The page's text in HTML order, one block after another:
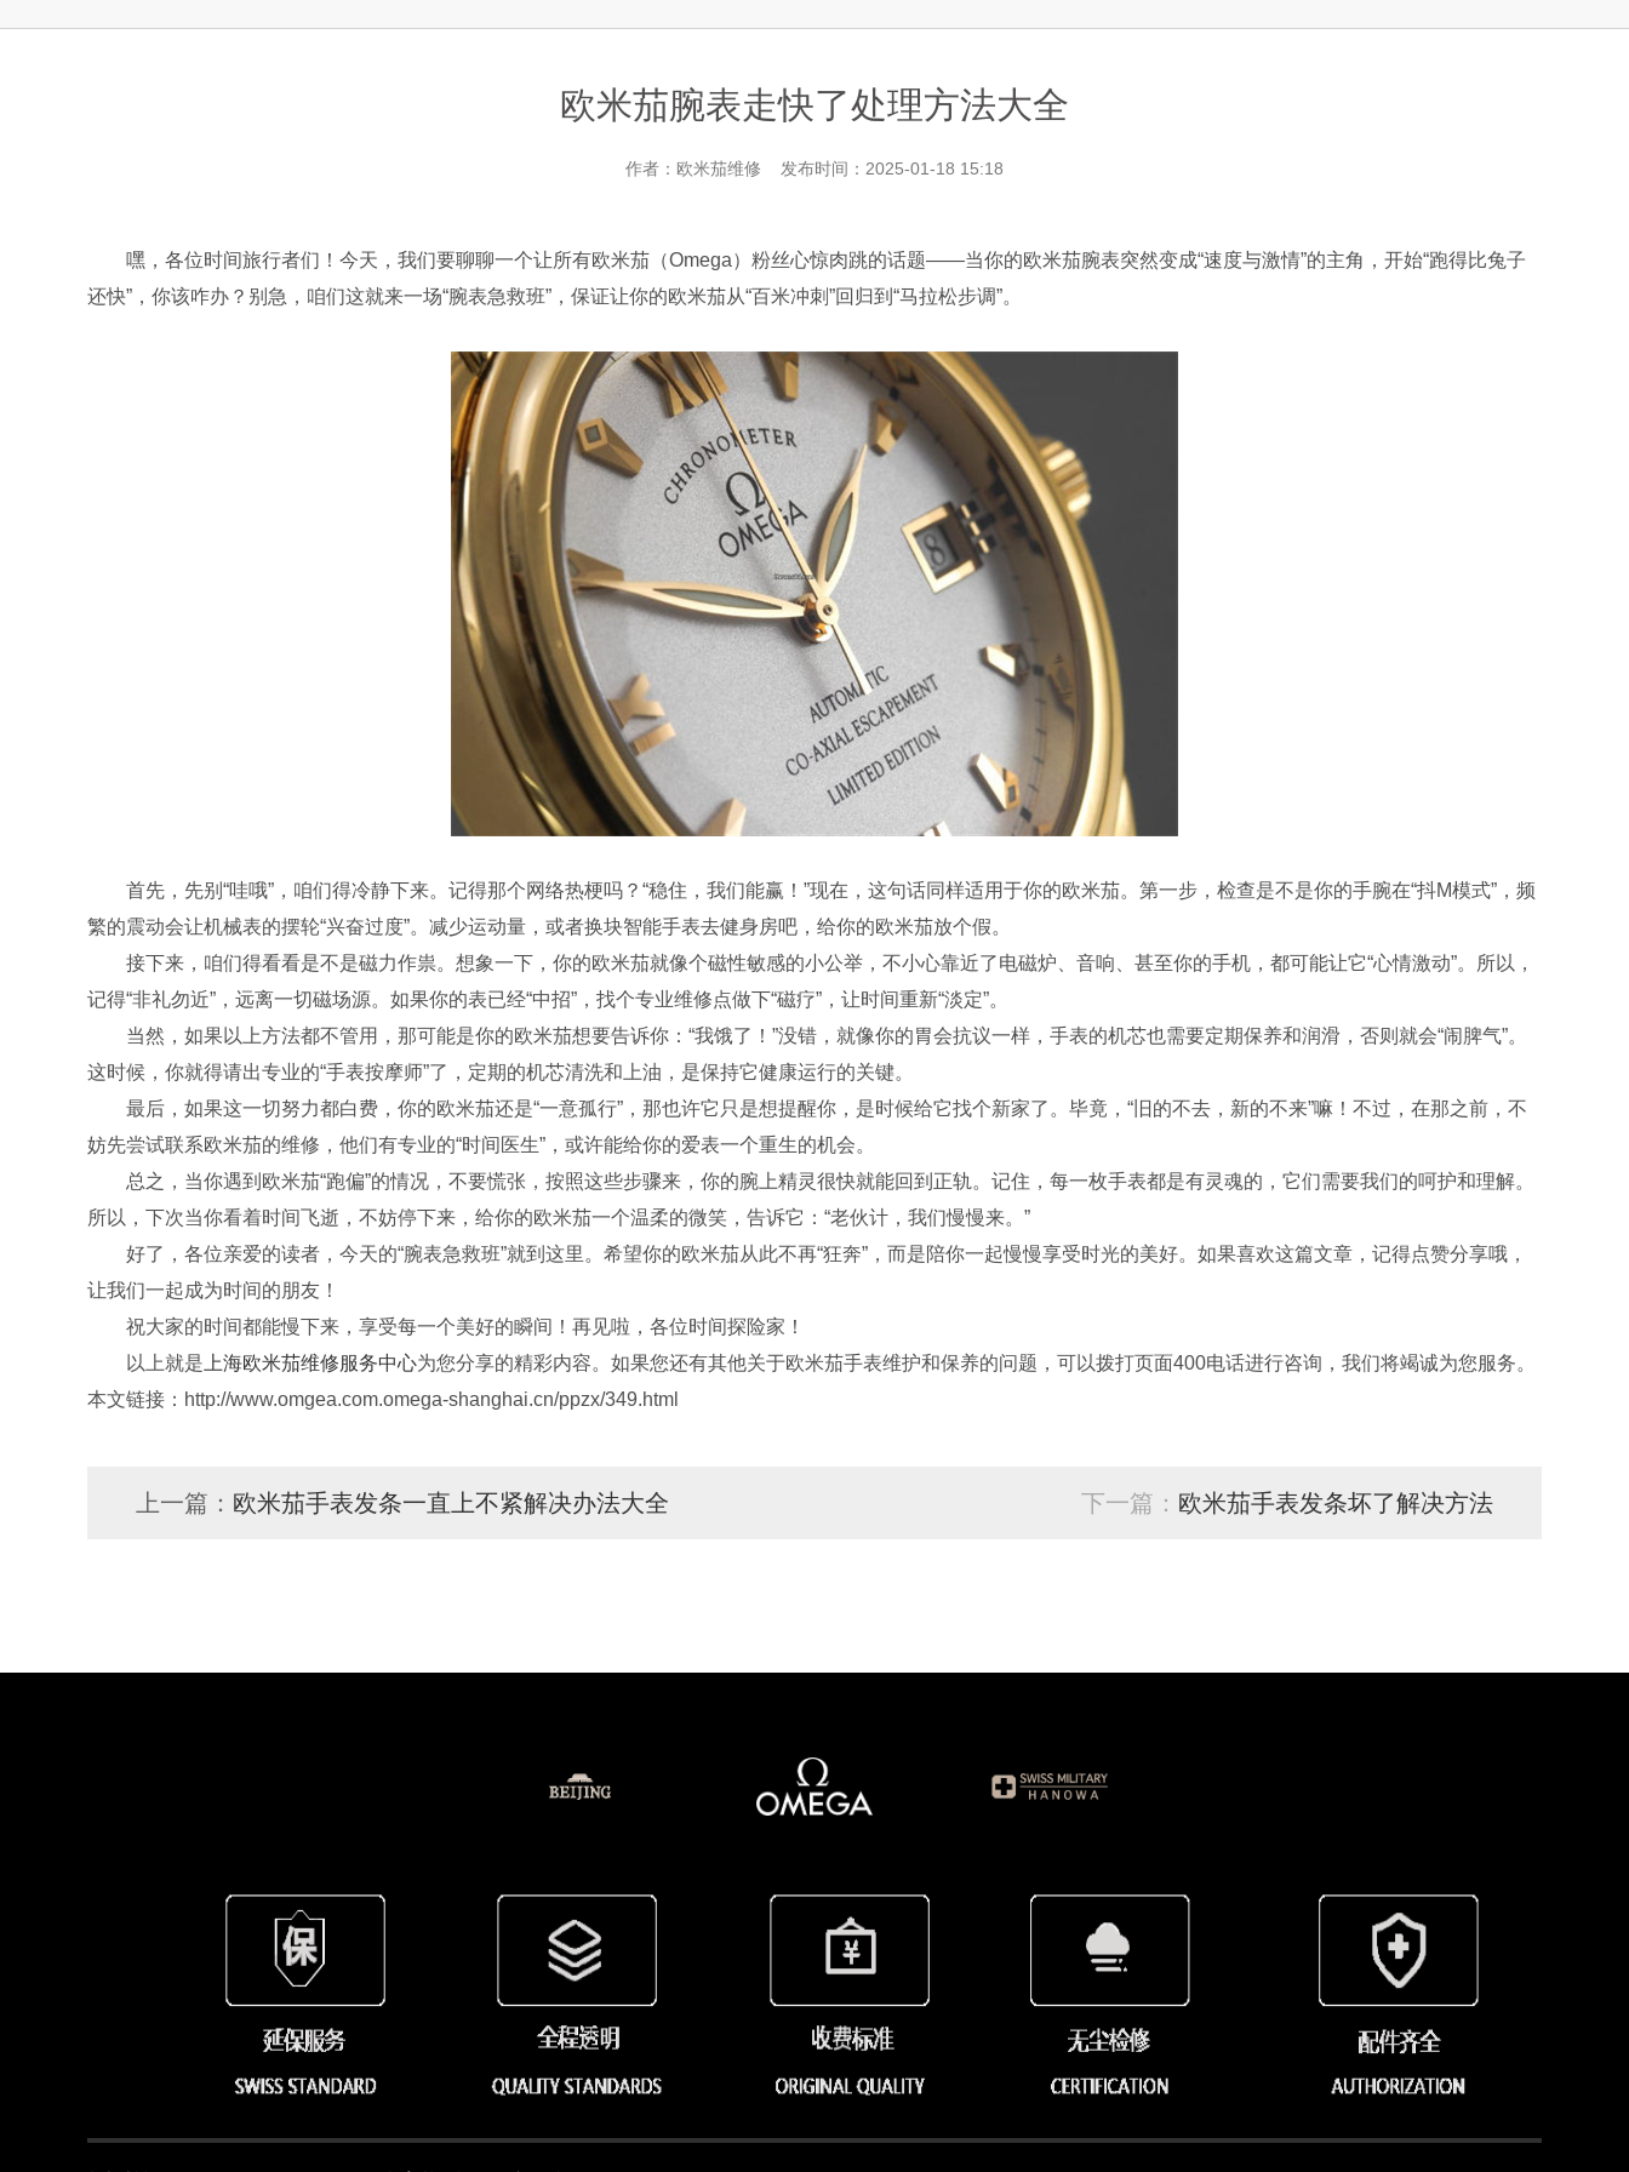
欧米茄腕表走快了处理方法大全
作者：欧米茄维修 发布时间：2025-01-18 15:18
嘿，各位时间旅行者们！今天，我们要聊聊一个让所有欧米茄（Omega）粉丝心惊肉跳的话题——当你的欧米茄腕表突然变成“速度与激情”的主角，开始“跑得比兔子
还快”，你该咋办？别急，咱们这就来一场“腕表急救班”，保证让你的欧米茄从“百米冲刺”回归到“马拉松步调”。
首先，先别“哇哦”，咱们得冷静下来。记得那个网络热梗吗？“稳住，我们能赢！”现在，这句话同样适用于你的欧米茄。第一步，检查是不是你的手腕在“抖M模式”，频
繁的震动会让机械表的摆轮“兴奋过度”。减少运动量，或者换块智能手表去健身房吧，给你的欧米茄放个假。
接下来，咱们得看看是不是磁力作祟。想象一下，你的欧米茄就像个磁性敏感的小公举，不小心靠近了电磁炉、音响、甚至你的手机，都可能让它“心情激动”。所以，
记得“非礼勿近”，远离一切磁场源。如果你的表已经“中招”，找个专业维修点做下“磁疗”，让时间重新“淡定”。
当然，如果以上方法都不管用，那可能是你的欧米茄想要告诉你：“我饿了！”没错，就像你的胃会抗议一样，手表的机芯也需要定期保养和润滑，否则就会“闹脾气”。
这时候，你就得请出专业的“手表按摩师”了，定期的机芯清洗和上油，是保持它健康运行的关键。
最后，如果这一切努力都白费，你的欧米茄还是“一意孤行”，那也许它只是想提醒你，是时候给它找个新家了。毕竟，“旧的不去，新的不来”嘛！不过，在那之前，不
妨先尝试联系欧米茄的维修，他们有专业的“时间医生”，或许能给你的爱表一个重生的机会。
总之，当你遇到欧米茄“跑偏”的情况，不要慌张，按照这些步骤来，你的腕上精灵很快就能回到正轨。记住，每一枚手表都是有灵魂的，它们需要我们的呵护和理解。
所以，下次当你看着时间飞逝，不妨停下来，给你的欧米茄一个温柔的微笑，告诉它：“老伙计，我们慢慢来。”
好了，各位亲爱的读者，今天的“腕表急救班”就到这里。希望你的欧米茄从此不再“狂奔”，而是陪你一起慢慢享受时光的美好。如果喜欢这篇文章，记得点赞分享哦，
让我们一起成为时间的朋友！
祝大家的时间都能慢下来，享受每一个美好的瞬间！再见啦，各位时间探险家！
以上就是 上海欧米茄维修服务中心为您分享的精彩内容。如果您还有其他关于欧米茄手表维护和保养的问题，可以拨打页面400电话进行咨询，我们将竭诚为您服务。
本文链接：http://www.omgea.com.omega-shanghai.cn/ppzx/349.html
上一篇： 欧米茄手表发条一直上不紧解决办法大全 下一篇： 欧米茄手表发条坏了解决方法